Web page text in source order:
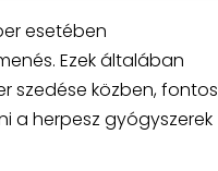
esetében
Ezek általában
szedése közben, fontos
a herpesz gyógyszerek